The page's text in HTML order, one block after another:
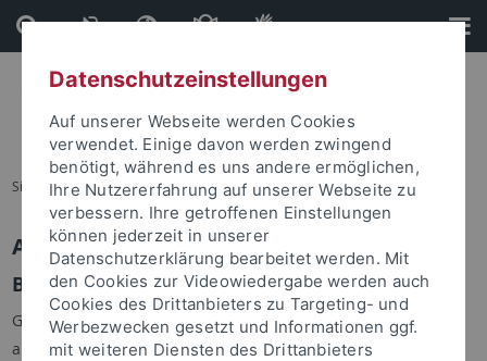
Direkt
zum
Inhalt
Direkt
zur
Fußleiste
Sie sind hier: Startseite
Anmelden
Benutzeranmeldung
Geben Sie Ihren Benutzernamen und Ihr Passwort an um sich
anzumelden:
Datenschutzeinstellungen
Auf unserer Webseite werden Cookies
verwendet. Einige davon werden zwingend
benötigt, während es uns andere ermöglichen,
Ihre Nutzererfahrung auf unserer Webseite zu
verbessern. Ihre getroffenen Einstellungen
können jederzeit in unserer
Datenschutzerklärung bearbeitet werden. Mit
den Cookies zur Videowiedergabe werden auch
Cookies des Drittanbieters zu Targeting- und
Werbezwecken gesetzt und Informationen ggf.
mit weiteren Diensten des Drittanbieters